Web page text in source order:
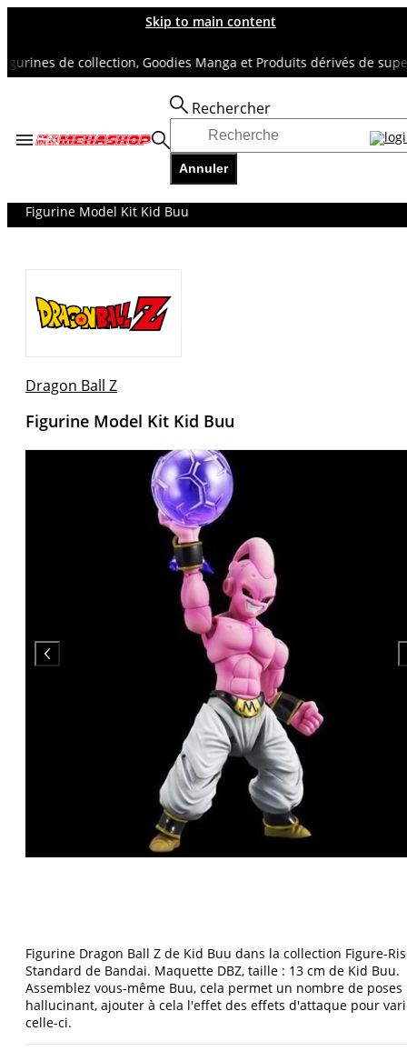
Skip to main content
de collection, Goodies Manga et Produits dérivés de super
Rechercher
Annuler
Accueil
Figurine Model Kit Kid Buu
Dragon Ball Z
Figurine Model Kit Kid Buu
Figurine Dragon Ball Z de Kid Buu dans la collection Figure-
Standard de Bandai. Maquette DBZ, taille : 13 cm de Kid Buu.
Assemblez vous-même Buu, cela permet un nombre de poses
hallucinant, ajouter à cela l'effet des effets d'attaque pour
celle-ci.